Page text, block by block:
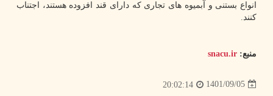
انواع بستنی و آبمیوه های تجاری که دارای قند افزوده هستند، اجتناب
کنند.
منبع: snacu.ir
1401/09/05
20:02:14